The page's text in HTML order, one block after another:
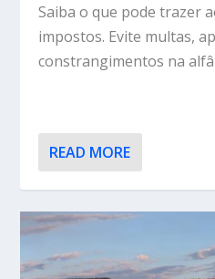
Saiba o que pode trazer
impostos. Evite multas,
constrangimentos na
READ MORE